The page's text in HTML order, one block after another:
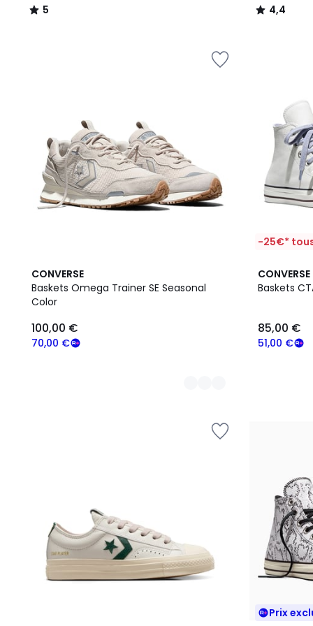
5
/
4,4
/
CONVERSE
Baskets Omega Trainer SE Seasonal
Color
70,00 €
100,00 €
2
Couleurs
-25€*
CONVERSE
Baskets
51,00 €
85,00 €
Prix